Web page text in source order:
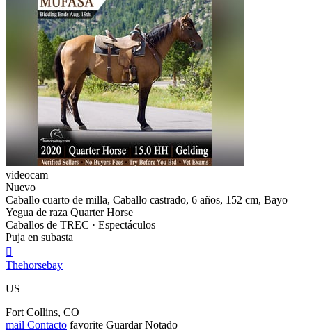
videocam
Nuevo
Caballo cuarto de milla, Caballo castrado, 6 años, 152 cm, Bayo
Yegua de raza Quarter Horse
Caballos de TREC · Espectáculos
Puja en subasta

Thehorsebay
US
Fort Collins, CO
mail Contacto favorite Guardar Notado